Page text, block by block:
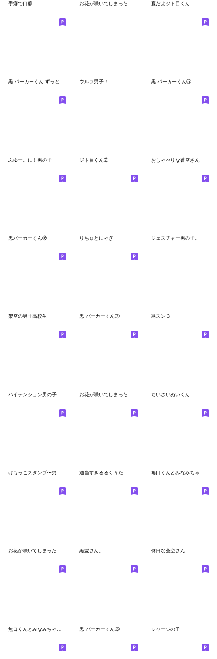
手癖で口癖 夏だよジト目くん
黒 パーカーくん ずっと使える春夏秋冬 ウルフ男子！ 黒 パーカーくん⑤
ふゆー。に！男の子 ジト目くん② おしゃべりな蒼空さん
黒パーカーくん⑯ りちゅとにゃぎ ジェスチャー男の子。
架空の男子高校生 黒 パーカーくん⑦ 寒スン３
ハイテンション男の子 ちいさいぬいくん
適当すぎるるくぅた
お花が咲いてしまった系男の子3 黒髪さん。 休日な蒼空さん
黒 パーカーくん③ ジャージの子